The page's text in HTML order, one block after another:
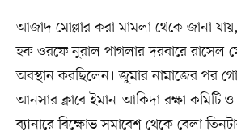
আজাদ মোল্লার করা মামলা থেকে জানা
হক ওরফে নুরাল পাগলার দরবারে রাসেল
অবস্থান করছিলেন। জুমার নামাজের পর
আনসার ক্লাবে ইমান-আকিদা রক্ষা কমিটি
ব্যানারে বিক্ষোভ সমাবেশ থেকে বেলা